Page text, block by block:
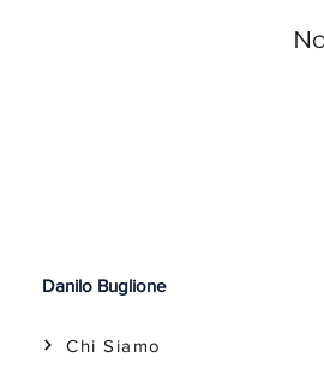
Danilo Buglione
Chi Siamo